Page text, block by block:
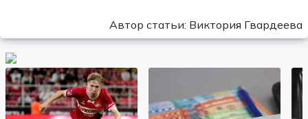
Автор статьи: Виктория Гвардеева